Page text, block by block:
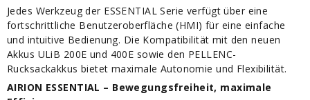
Jedes Werkzeug der ESSENTIAL Serie verfügt über eine
fortschrittliche Benutzeroberfläche (HMI) für eine einfache
und intuitive Bedienung. Die Kompatibilität mit den neuen
Akkus ULiB 200E und 400E sowie den PELLENC-
Rucksackakkus bietet maximale Autonomie und Flexibilität.
AIRION ESSENTIAL – Bewegungsfreiheit, maximale